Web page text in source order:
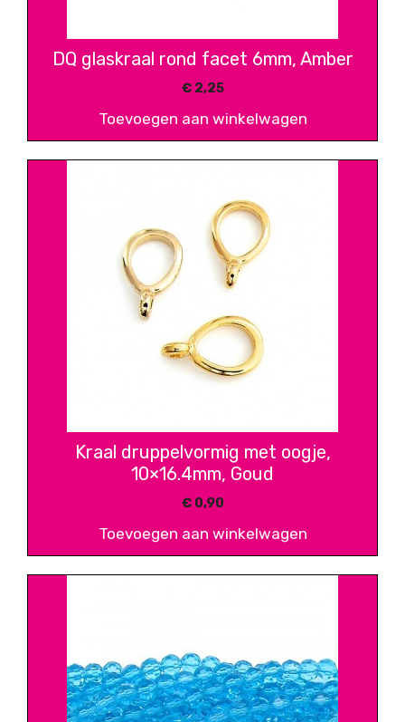
DQ glaskraal rond facet 6mm, Amber
€2,25
Toevoegen aan winkelwagen
Kraal druppelvormig met oogje,
10×16.4mm, Goud
€0,90
Toevoegen aan winkelwagen